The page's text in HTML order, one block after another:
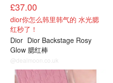
£37.00
dior你怎么韩里韩气的 水光腮
红秒了！
Dior Dior Backstage Rosy
Glow 腮红棒
@dealmoon.co.uk
后台新品